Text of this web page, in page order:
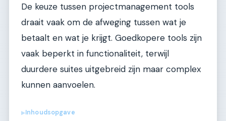
De keuze tussen projectmanagement tools
draait vaak om de afweging tussen wat je
betaalt en wat je krijgt. Goedkopere tools zijn
vaak beperkt in functionaliteit, terwijl
duurdere suites uitgebreid zijn maar complex
kunnen aanvoelen.
▶Inhoudsopgave